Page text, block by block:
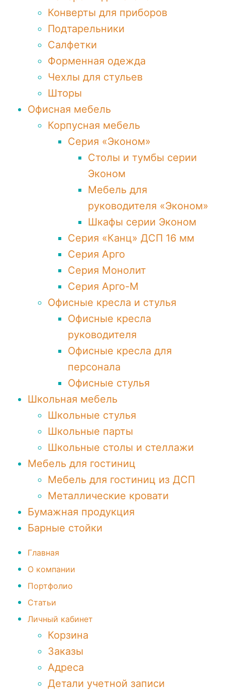
Конверты для приборов
Подтарельники
Салфетки
Форменная одежда
Чехлы для стульев
Шторы
Офисная мебель
Корпусная мебель
Серия «Эконом»
Столы и тумбы серии
Эконом
Мебель для
руководителя «Эконом»
Шкафы серии Эконом
Серия «Канц» ДСП 16 мм
Серия Арго
Серия Монолит
Серия Арго-М
Офисные кресла и стулья
Офисные кресла
руководителя
Офисные кресла для
персонала
Офисные стулья
Школьная мебель
Школьные стулья
Школьные парты
Школьные столы и стеллажи
Мебель для гостиниц
Мебель для гостиниц из ДСП
Металлические кровати
Бумажная продукция
Барные стойки
Главная
О компании
Портфолио
Статьи
Личный кабинет
Корзина
Заказы
Адреса
Детали учетной записи